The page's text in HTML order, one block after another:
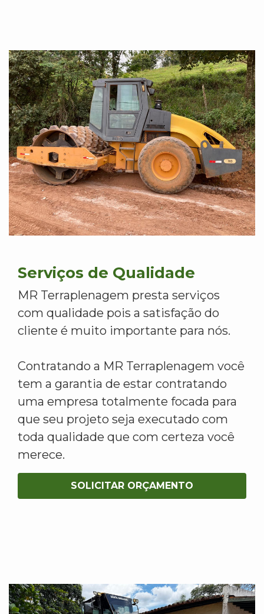
Serviços de Qualidade
MR Terraplenagem presta serviços
com qualidade pois a satisfação do
cliente é muito importante para nós.
Contratando a MR Terraplenagem você
tem a garantia de estar contratando
uma empresa totalmente focada para
que seu projeto seja executado com
toda qualidade que com certeza você
merece.
SOLICITAR ORÇAMENTO